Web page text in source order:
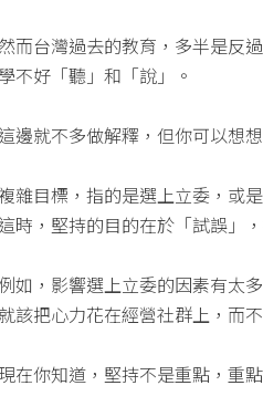
然而台灣過去的教育，多半是反
學不好「聽」和「說」。
這邊就不多做解釋，但你可以想
雜目標，指的是選上立委，或
這時，堅持的目的在於「試誤」
例如，影響選上立委的因素有太
就該把心力花在經營社群上，而
在你知道，堅持不是重點，重